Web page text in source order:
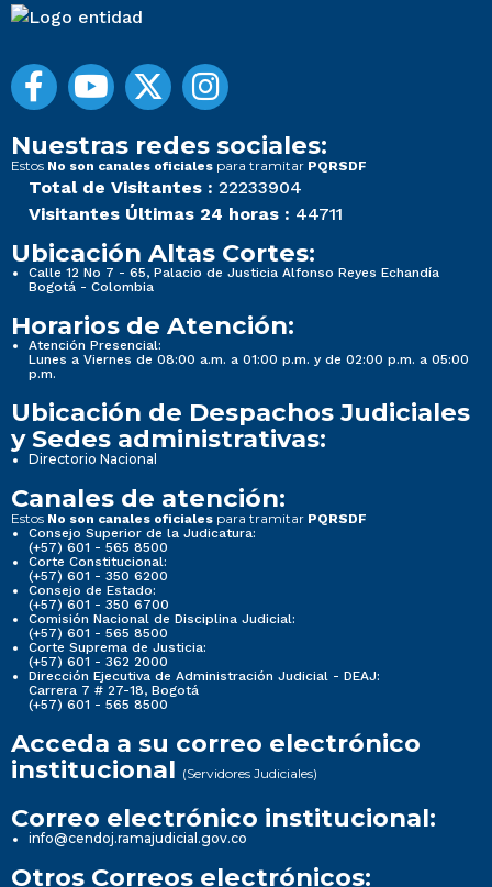
Nuestras redes sociales:
Estos No son canales oficiales para tramitar PQRSDF
Total de Visitantes : 22233904
Visitantes Últimas 24 horas : 44711
Ubicación Altas Cortes:
Calle 12 No 7 - 65, Palacio de Justicia Alfonso Reyes Echandía
Bogotá - Colombia
Horarios de Atención:
Atención Presencial:
Lunes a Viernes de 08:00 a.m. a 01:00 p.m. y de 02:00 p.m. a 05:00
p.m.
Ubicación de Despachos Judiciales
y Sedes administrativas:
Directorio Nacional
Canales de atención:
Estos No son canales oficiales para tramitar PQRSDF
Consejo Superior de la Judicatura:
(+57) 601 - 565 8500
Corte Constitucional:
(+57) 601 - 350 6200
Consejo de Estado:
(+57) 601 - 350 6700
Comisión Nacional de Disciplina Judicial:
(+57) 601 - 565 8500
Corte Suprema de Justicia:
(+57) 601 - 362 2000
Dirección Ejecutiva de Administración Judicial - DEAJ:
Carrera 7 # 27-18, Bogotá
(+57) 601 - 565 8500
Acceda a su correo electrónico
institucional (Servidores Judiciales)
Correo electrónico institucional:
info@cendoj.ramajudicial.gov.co
Otros Correos electrónicos: